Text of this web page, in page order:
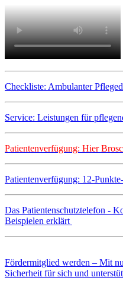
Checkliste: Ambulanter
Service: Leistungen für
Patientenverfügung: Hier
Patientenverfügung: 12-
Das Patientenschutztelefon -
Beispielen erklärt
Fördermitglied werden – Mit
Sicherheit für sich und